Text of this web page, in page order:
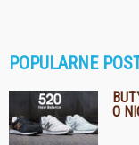
POPULARNE
O